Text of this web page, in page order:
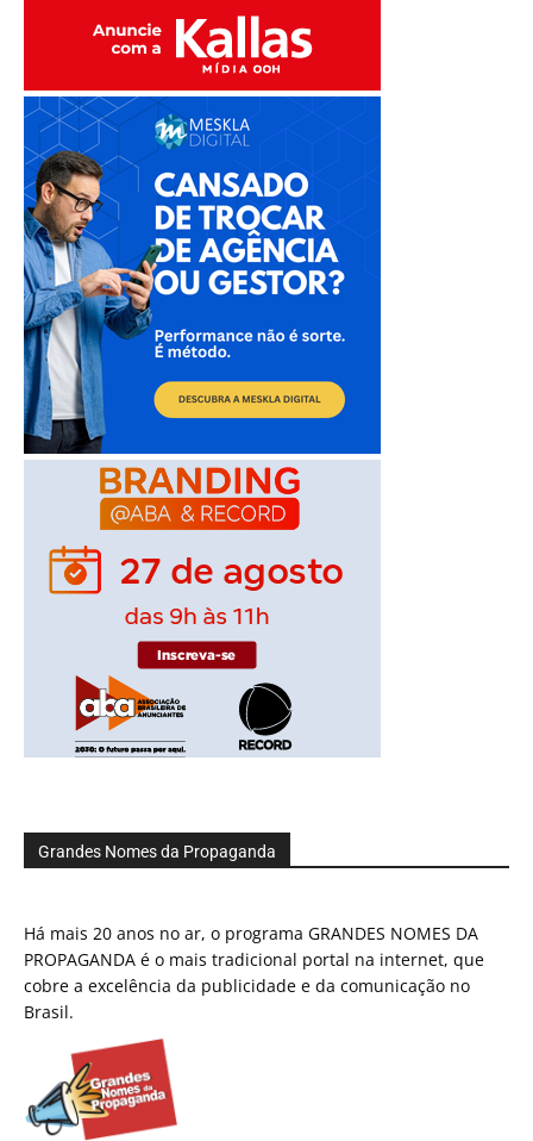
Grandes Nomes da Propaganda
Há mais 20 anos no ar, o programa GRANDES NOMES DA
PROPAGANDA é o mais tradicional portal na internet, que
cobre a excelência da publicidade e da comunicação no
Brasil.